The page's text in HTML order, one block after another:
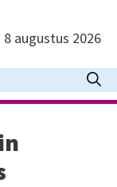
8 augustus 2026